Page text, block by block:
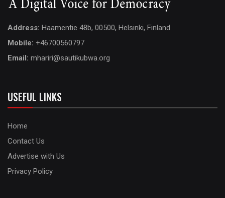
Address: Haamentie 48b, 00500, Helsinki, Finland
Mobile: +46700560797
Email: mhariri@sautikubwa.org
USEFUL LINKS
Home
Contact Us
Advertise with Us
Privacy Policy